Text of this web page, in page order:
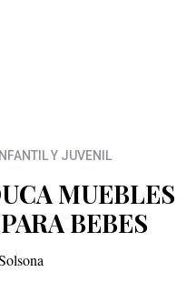
Y JUVENIL
MUEBLES
BEBES